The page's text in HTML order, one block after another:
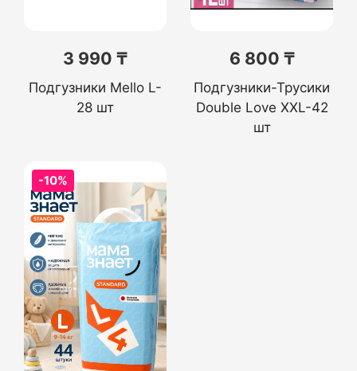
3 990 ₸
Подгузники Mello L-
28 шт
6 800 ₸
Подгузники-Трусики
Double Love XXL-42
шт
-10%